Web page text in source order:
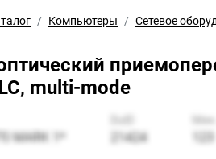
Компьютеры Сетевое
multi-mode